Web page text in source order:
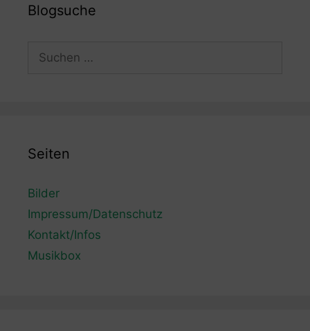
Blogsuche
Seiten
Bilder
Impressum/Datenschutz
Kontakt/Infos
Musikbox